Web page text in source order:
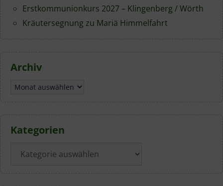
Erstkommunionkurs 2027 – Klingenberg / Wörth
Kräutersegnung zu Mariä Himmelfahrt
Archiv
Archiv
Kategorien